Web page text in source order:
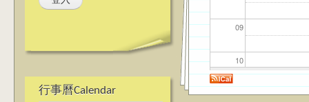
行事曆Calendar
09
10
11